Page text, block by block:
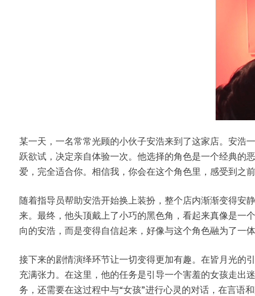
某一天，一名常常光顾的小伙子安浩来到了这家店。安浩
跃欲试，决定亲自体验一次。他选择的角色是一个经典的
爱，完全适合你。相信我，你会在这个角色里，感受到之
随着指导员帮助安浩开始换上装扮，整个店内渐渐变得安
来。最终，他头顶戴上了小巧的黑色角，看起来真像是一
向的安浩，而是变得自信起来，好像与这个角色融为了一体
接下来的剧情演绎环节让一切变得更加有趣。在皆月光
充满张力。在这里，他的任务是引导一个害羞的女孩走出
务，还需要在这过程中与“女孩”进行心灵的对话，在言语